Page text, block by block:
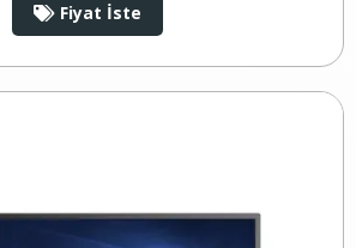
Fiyat İste